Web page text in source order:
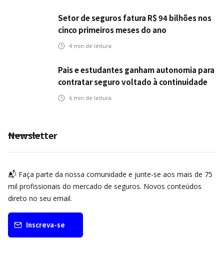
Setor de seguros fatura R$ 94 bilhões nos
cinco primeiros meses do ano
4 min de leitura
Pais e estudantes ganham autonomia para
contratar seguro voltado à continuidade
dos estudos
6 min de leitura
Newsletter
📬 Faça parte da nossa comunidade e junte-se aos mais de 75
mil profissionais do mercado de seguros. Novos conteúdos
direto no seu email.
Inscreva-se